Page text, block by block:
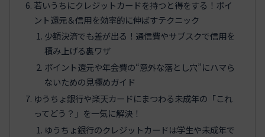
若いうちにクレジットカードを持つと得をする！ポイ
ント還元＆信用を効率的に伸ばすテクニック
少額決済でも差が出る！通信費やサブスクで信用を
積み上げる裏ワザ
ポイント還元や年会費の“意外な落とし穴”にハマら
ないための見極めガイド
ゆうちょ銀行や楽天カードにまつわる未成年の「これ
ってどう？」を一気に解決！
ゆうちょ銀行のクレジットカードは学生や未成年で